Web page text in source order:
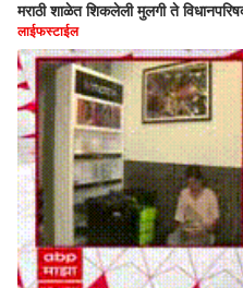
मराठी शाळेत शिकलेली मुलगी ते
लाईफस्टाईल